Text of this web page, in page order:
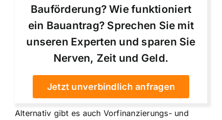
Bauförderung? Wie funktioniert
ein Bauantrag? Sprechen Sie mit
unseren Experten und sparen Sie
Nerven, Zeit und Geld.
Jetzt unverbindlich anfragen
Alternativ gibt es auch Vorfinanzierungs- und